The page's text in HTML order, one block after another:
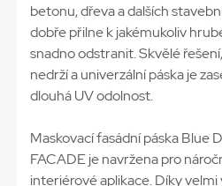
betonu, dřeva a dalších
dobře přilne k jakémukoliv
snadno odstranit. Skvělé
nedrží a univerzální páska je
dlouhá UV odolnost.
Maskovací fasádní páska Blue
FACADE je navržena pro
interiérové aplikace. Díky